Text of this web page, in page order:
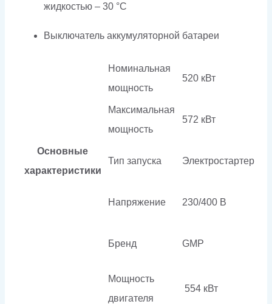
жидкостью – 30 °C
Выключатель аккумуляторной батареи
Основные
характеристики
Номинальная
мощность
520 кВт
Максимальная
мощность
572 кВт
Тип запуска Электростартер
Напряжение 230/400 В
Бренд GMP
Мощность
двигателя
554 кВт